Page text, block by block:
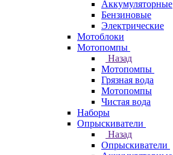
Аккумуляторные
Бензиновые
Электрические
Мотоблоки
Мотопомпы
Назад
Мотопомпы
Грязная вода
Мотопомпы
Чистая вода
Наборы
Опрыскиватели
Назад
Опрыскиватели